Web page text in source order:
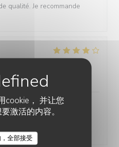
cookie， 并让您
激活的内容。
全部接受
qualité. Je recommande
质价比
l occasion de mon
vue que nous venons
même
DU PORT